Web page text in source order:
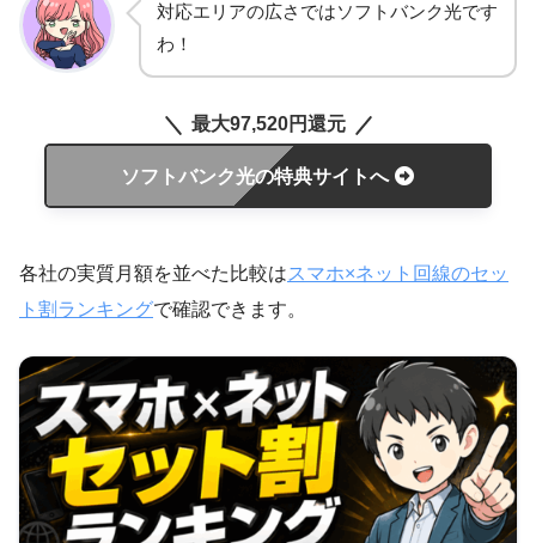
対応エリアの広さではソフトバンク光です
わ！
最大97,520円還元
ソフトバンク光の特典サイトへ
各社の実質月額を並べた比較はスマホ×ネット回線のセッ
ト割ランキングで確認できます。